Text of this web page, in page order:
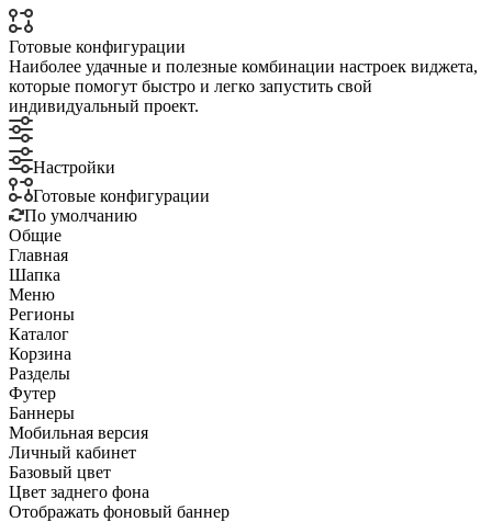
Готовые конфигурации
Наиболее удачные и полезные комбинации настроек виджета,
которые помогут быстро и легко запустить свой
индивидуальный проект.
Настройки
Готовые конфигурации
По умолчанию
Общие
Главная
Шапка
Меню
Регионы
Каталог
Корзина
Разделы
Футер
Баннеры
Мобильная версия
Личный кабинет
Базовый цвет
Цвет заднего фона
Отображать фоновый баннер